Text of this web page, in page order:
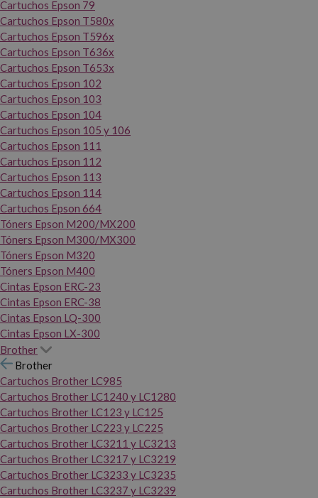
Cartuchos Epson 79
Cartuchos Epson T580x
Cartuchos Epson T596x
Cartuchos Epson T636x
Cartuchos Epson T653x
Cartuchos Epson 102
Cartuchos Epson 103
Cartuchos Epson 104
Cartuchos Epson 105 y 106
Cartuchos Epson 111
Cartuchos Epson 112
Cartuchos Epson 113
Cartuchos Epson 114
Cartuchos Epson 664
Tóners Epson M200/MX200
Tóners Epson M300/MX300
Tóners Epson M320
Tóners Epson M400
Cintas Epson ERC-23
Cintas Epson ERC-38
Cintas Epson LQ-300
Cintas Epson LX-300
Brother
Brother
Cartuchos Brother LC985
Cartuchos Brother LC1240 y LC1280
Cartuchos Brother LC123 y LC125
Cartuchos Brother LC223 y LC225
Cartuchos Brother LC3211 y LC3213
Cartuchos Brother LC3217 y LC3219
Cartuchos Brother LC3233 y LC3235
Cartuchos Brother LC3237 y LC3239